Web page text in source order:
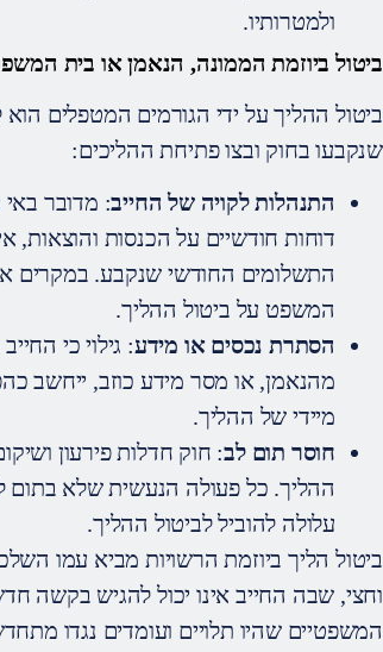
ולמטרותיו.
ביטול ביוזמת הממונה, הנאמן או בית
ביטול ההליך על ידי הגורמים המטפלים
שנקבעו בחוק ובצו פתיחת ההליכים:
התנהלות לקויה של החייב: מדובר באי
דוחות חודשיים על הכנסות והוצאות,
התשלומים החודשי שנקבע. במקרים
המשפט על ביטול ההליך.
הסתרת נכסים או מידע: גילוי כי
מהנאמן, או מסר מידע כוזב, ייחשב
מיידי של ההליך.
חוסר תום לב: חוק חדלות פירעון
ההליך. כל פעולה הנעשית שלא בתום
עלולה להוביל לביטול ההליך.
ביטול הליך ביוזמת הרשויות מביא עמו
וחצי, שבה החייב אינו יכול להגיש בקשה
המשפטיים שהיו תלויים ועומדים נגדו